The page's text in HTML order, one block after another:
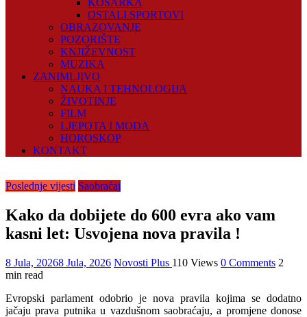
KOŠARKA
OSTALI SPORTOVI
OBRAZOVANJE
POZORIŠTE
KNJIŽEVNOST
MUZIKA
ZANIMLJIVO
NAUKA I TEHNOLOGIJA
ŽIVOTINJE
FILM
LJEPOTA I MODA
HOROSKOP
KONTAKT
Poslednje vijesti Saobraćaj
Kako da dobijete do 600 evra ako vam
kasni let: Usvojena nova pravila !
8 Jula, 20268 Jula, 2026 Novosti Plus 110 Views 0 Comments 2
min read
Evropski parlament odobrio je nova pravila kojima se dodatno
jačaju prava putnika u vazdušnom saobraćaju, a promjene donose